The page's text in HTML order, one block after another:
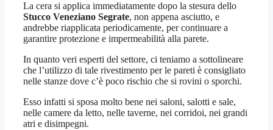
La cera si applica immediatamente dopo la stesura dello
Stucco Veneziano Segrate, non appena asciutto, e
andrebbe riapplicata periodicamente, per continuare a
garantire protezione e impermeabilità alla parete.
In quanto veri esperti del settore, ci teniamo a sottolineare
che l’utilizzo di tale rivestimento per le pareti è consigliato
nelle stanze dove c’è poco rischio che si rovini o sporchi.
Esso infatti si sposa molto bene nei saloni, salotti e sale,
nelle camere da letto, nelle taverne, nei corridoi, nei grandi
atri e disimpegni.